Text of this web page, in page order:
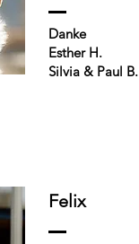
Danke
Esther H.
Silvia & Paul B.
Felix